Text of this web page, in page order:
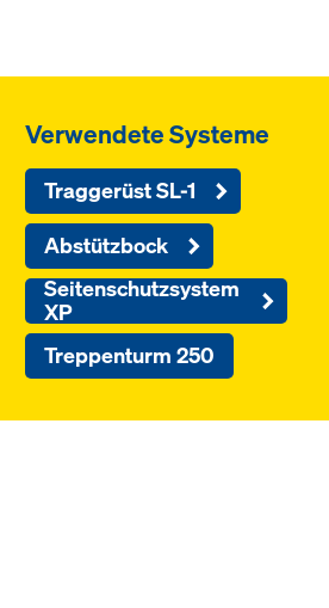
Verwendete Systeme
Traggerüst SL-1
Abstützbock
Seitenschutzsystem
XP
Treppenturm 250